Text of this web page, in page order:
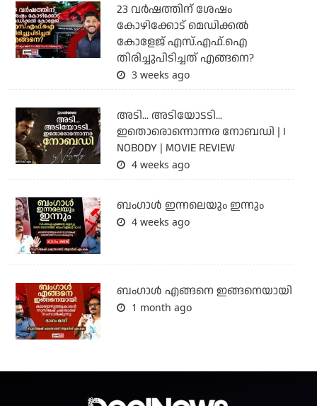
23 വർഷത്തിന് ശേഷം
കോഴിക്കോട് മെഡിക്കൽ
കോളേജ് എസ്.എഫ്.ഐ
തിരിച്ചുപിടിച്ചത് എങ്ങനെ?
3 weeks ago
അടി... അടിയോടടി...
ഇതൊരൊന്നൊന്നര നോബഡി | I
NOBODY | MOVIE REVIEW
4 weeks ago
ബംഗാള്‍ ഇന്നലെയും ഇന്നും
4 weeks ago
ബം​ഗാൾ എങ്ങനെ ഇങ്ങനെയായി
1 month ago